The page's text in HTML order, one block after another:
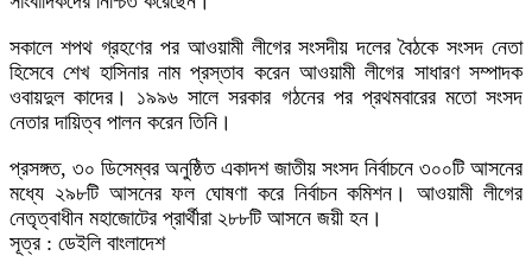
সকালে শপথ গ্রহণের পর আওয়ামী লীগের সংসদীয় দলের বৈঠকে সংসদ নেতা
হিসেবে শেখ হাসিনার নাম প্রস্তাব করেন আওয়ামী লীগের সাধারণ সম্পাদক
ওবায়দুল কাদের। ১৯৯৬ সালে সরকার গঠনের পর প্রথমবারের মতো সংসদ
নেতার দায়িত্ব পালন করেন তিনি।
প্রসঙ্গত, ৩০ ডিসেম্বর অনুষ্ঠিত একাদশ জাতীয় সংসদ নির্বাচনে ৩০০টি আসনের
মধ্যে ২৯৮টি আসনের ফল ঘোষণা করে নির্বাচন কমিশন। আওয়ামী লীগের
নেতৃত্বাধীন মহাজোটের প্রার্থীরা ২৮৮টি আসনে জয়ী হন।
সূত্র : ডেইলি বাংলাদেশ